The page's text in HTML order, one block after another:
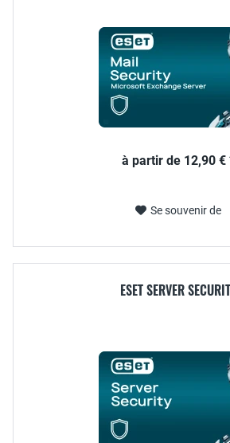
à partir de 12,90 €
Se souvenir de
ESET SERVER